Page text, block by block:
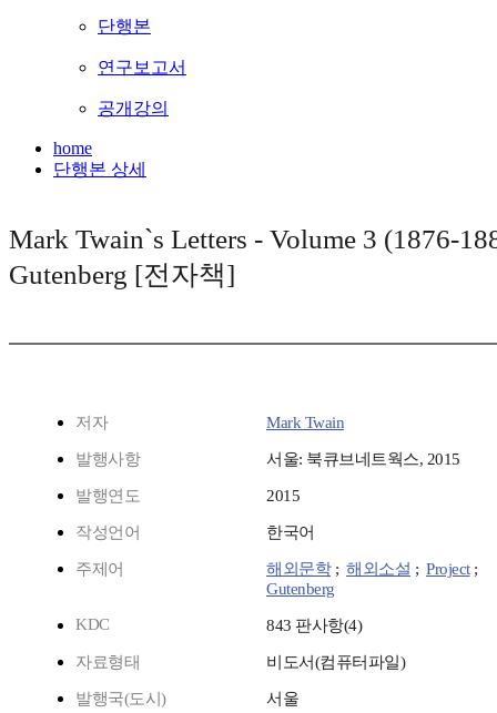
단행본
연구보고서
공개강의
home
단행본 상세
Mark Twain`s Letters - Volume 3 (1876-
Gutenberg [전자책]
저자 Mark Twain
발행사항 서울: 북큐브네트웍스, 2015
발행연도 2015
작성언어 한국어
주제어 해외문학; 해외소설 ; Project;
Gutenberg
KDC
843 판사항(4)
자료형태 비도서(컴퓨터파일)
발행국(도시) 서울